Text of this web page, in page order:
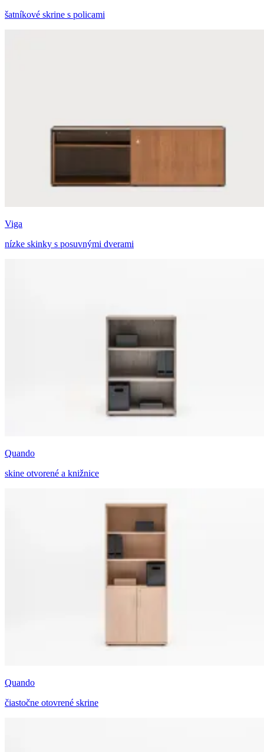
šatníkové skrine s policami
Viga
nízke skinky s posuvnými dverami
Quando
skine otvorené a knižnice
Quando
čiastočne otovrené skrine